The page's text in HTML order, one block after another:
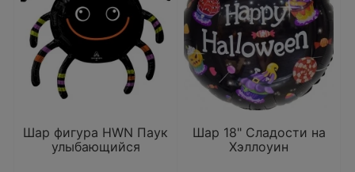
Шар фигура HWN Паук
улыбающийся
Шар 18" Сладости на
Хэллоуин